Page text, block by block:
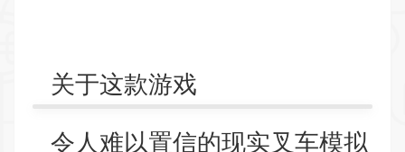
关于这款游戏
令人难以置信的现实叉车模拟